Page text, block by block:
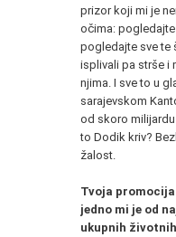
prizor koji mi je
očima: pogledajte
pogledajte sve te
isplivali pa strše i
njima. I sve to u
sarajevskom
od skoro
to Dodik kriv?
žalost.
Tvoja
jedno mi je od
ukupnih